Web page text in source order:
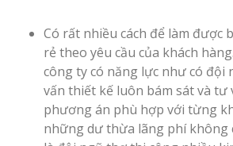
Có rất nhiều cách để làm được
rẻ theo yêu cầu của khách
công ty có năng lực như có đội
vấn thiết kế luôn bám sát và tư
phương án phù hợp với từng
những dư thừa lãng phí không